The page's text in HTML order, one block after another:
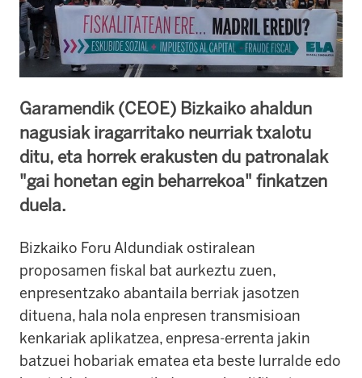
Garamendik (CEOE) Bizkaiko ahaldun
nagusiak iragarritako neurriak txalotu
ditu, eta horrek erakusten du patronalak
"gai honetan egin beharrekoa" finkatzen
duela.
Bizkaiko Foru Aldundiak ostiralean
proposamen fiskal bat aurkeztu zuen,
enpresentzako abantaila berriak jasotzen
dituena, hala nola enpresen transmisioan
kenkariak aplikatzea, enpresa-errenta jakin
batzuei hobariak ematea eta beste lurralde edo